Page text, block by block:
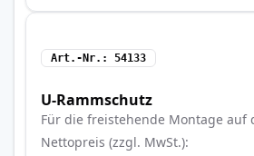
Art.-Nr. 54133
U-Rammschutz
Für die freistehende Montage auf
Nettopreis (zzgl. MwSt.)